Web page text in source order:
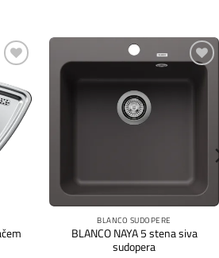
na
listu
želja
BLANCO SUDOPERE
BLANCO NAYA 5 stena siva
sudopera